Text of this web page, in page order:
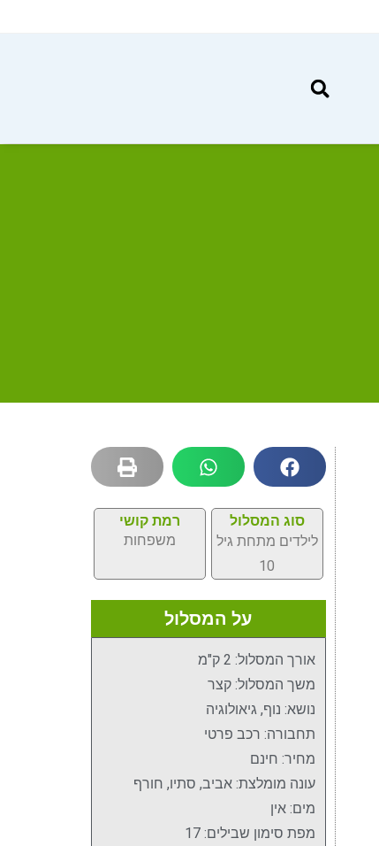
סוג המסלול
לילדים מתחת גיל
10
רמת קושי
משפחות
על המסלול
אורך המסלול: 2 ק"מ
משך המסלול: קצר
נושא: נוף, גיאולוגיה
תחבורה: רכב פרטי
מחיר: חינם
עונה מומלצת: אביב, סתיו, חורף
מים: אין
מפת סימון שבילים: 17